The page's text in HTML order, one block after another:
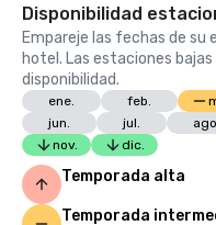
Disponibilidad
Empareje las fechas de su
hotel. Las estaciones
disponibilidad.
ene. feb.
jun.
jul.
nov.
dic.
Temporada alta
Temporada